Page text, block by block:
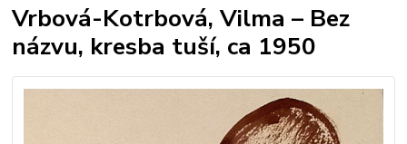
Vrbová-Kotrbová, Vilma – Bez
názvu, kresba tuší, ca 1950